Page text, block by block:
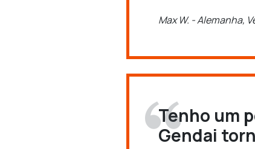
Max W. - Alemanha,
Tenho um
Gendai